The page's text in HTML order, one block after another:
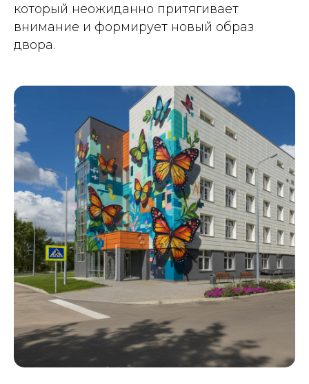
который неожиданно притягивает
внимание и формирует новый образ
двора.